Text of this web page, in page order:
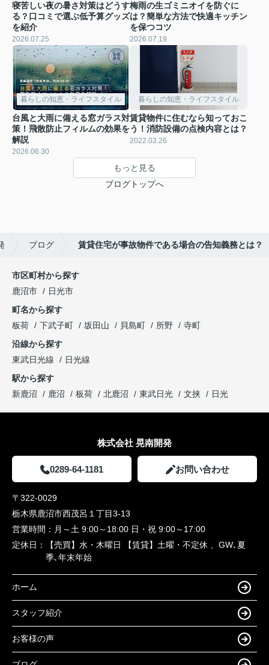
寝苦しい夜の暑さ対策はどうす
る？口コミで選ぶ低予算グッズ
を紹介
2026.07.25
梅雨の生ゴミニオイを防ぐに
は？簡単な方法で快適キッチン
を保つコツ
2026.07.19
暮らしの知恵・ライフスタイル
台風と大雨に備える窓ガラス対
策！飛散防止フィルムの効果を
解説
2026.06.30
暮らしの知恵・ライフスタイル
賃貸物件に住むなら知っておこ
う！消防設備の点検内容とは？
2022.03.26
もっと見る
ブログトップへ
ブログ 賃貸住宅が事故物件である場合の告知義務とは？
市区町村から探す
鹿沼市
日光市
町名から探す
板荷
下武子町 坂田山 貝島町 所野
寺町
沿線から探す
東武日光線
日光線
駅から探す
新鹿沼
鹿沼 板荷 北鹿沼 東武日光 文挟 日光
株式会社 晃南開発
0289-64-1181 お問い合わせ
〒322-0029
栃木県鹿沼市西茂呂１丁目3-13
営業時間： 月～土 9:00～18:00 日・祝 9:00～17:00
定休日：
【売買】水・木曜日 【賃貸】土曜・不定休 、GW､夏
季､年末年始
ホーム
スタッフ紹介
お客様の声